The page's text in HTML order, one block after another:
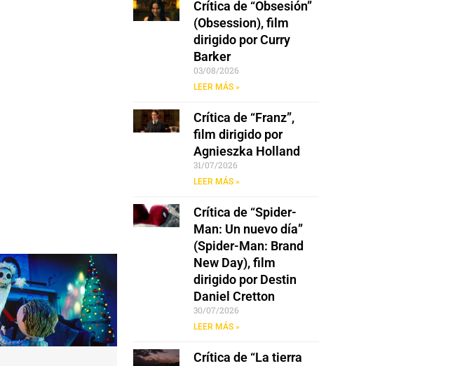
Crítica de “Obsesión”
(Obsession), film
dirigido por Curry
Barker
03/08/2026
LEER MÁS »
Crítica de “Franz”,
film dirigido por
Agnieszka Holland
31/07/2026
LEER MÁS »
Crítica de “Spider-
Man: Un nuevo día”
(Spider-Man: Brand
New Day), film
dirigido por Destin
Daniel Cretton
30/07/2026
LEER MÁS »
Crítica de “La tierra